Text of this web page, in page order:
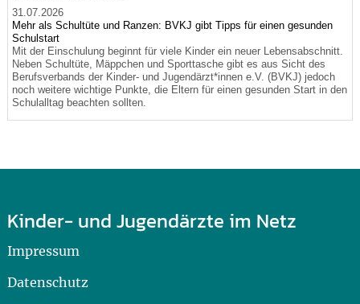
31.07.2026
Mehr als Schultüte und Ranzen: BVKJ gibt Tipps für einen gesunden
Schulstart
Mit der Einschulung beginnt für viele Kinder ein neuer Lebensabschnitt.
Neben Schultüte, Mäppchen und Sporttasche gibt es aus Sicht des
Berufsverbands der Kinder- und Jugendärzt*innen e.V. (BVKJ) jedoch
noch weitere wichtige Punkte, die Eltern für einen gesunden Start in den
Schulalltag beachten sollten.
Kinder- und Jugendärzte im Netz
Impressum
Datenschutz